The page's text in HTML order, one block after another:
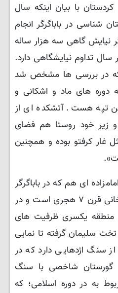
با بیان اینکه سال
شناسی در باباگرگر انجام
نیایش گاهی سه هزار ساله
تداوم نیایشگاهی دارد.
که در بررسی ها مشخص شد
دوره های ماد و اشکانی و
تپه هست. آتشکده ای از
زیر خود روستا هم فضای
کرفتو بوده و همچنین
ای هم که در باباگرگر
هست مربوط به دوره ایلخانی قرن ۷ هجری است و در
منطقه یکسری ظرفیت های
سلیمان گرفته تا نمایی
سنگ اژدهایی دارد که در
شاخصی با سنگ
به در دوره اسلامی؛ که